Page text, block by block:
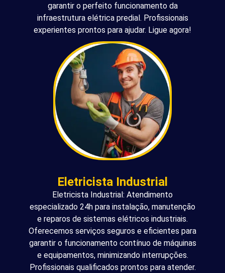
garantir o perfeito funcionamento da
infraestrutura elétrica predial. Profissionais
experientes prontos para ajudar. Ligue agora!
Eletricista Industrial
Eletricista Industrial: Atendimento
especializado 24h para instalação, manutenção
e reparos de sistemas elétricos industriais.
Oferecemos serviços seguros e eficientes para
garantir o funcionamento contínuo de máquinas
e equipamentos, minimizando interrupções.
Profissionais qualificados prontos para atender.